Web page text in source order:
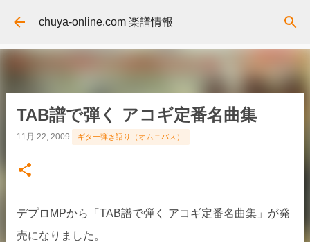
スキップしてメイン コンテンツに移動
chuya-online.com 楽譜情報
TAB譜で弾く アコギ定番名曲集
11月 22, 2009 ギター弾き語り（オムニバス）
デプロMPから「TAB譜で弾く アコギ定番名曲集」が発
売になりました。